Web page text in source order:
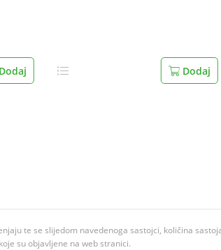
Dodaj Dodaj
te se slijedom navedenoga sastojci, količina
su objavljene na web stranici.